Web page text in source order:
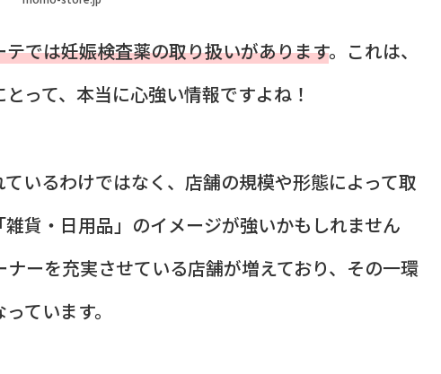
では妊娠検査薬の取り扱いがあります。これは、
って、本当に心強い情報ですよね！
いるわけではなく、店舗の規模や形態によって取
貨・日用品」のイメージが強いかもしれません
ーを充実させている店舗が増えており、その一環
ています。